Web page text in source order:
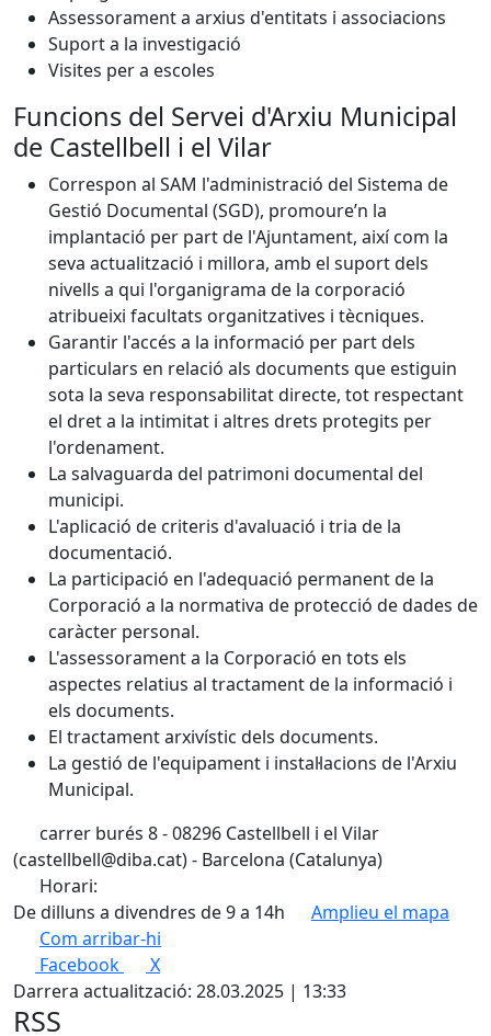
Assessorament a arxius d'entitats i associacions
Suport a la investigació
Visites per a escoles
Funcions del Servei d'Arxiu Municipal
de Castellbell i el Vilar
Correspon al SAM l'administració del Sistema de
Gestió Documental (SGD), promoure’n la
implantació per part de l'Ajuntament, així com la
seva actualització i millora, amb el suport dels
nivells a qui l'organigrama de la corporació
atribueixi facultats organitzatives i tècniques.
Garantir l'accés a la informació per part dels
particulars en relació als documents que estiguin
sota la seva responsabilitat directe, tot respectant
el dret a la intimitat i altres drets protegits per
l'ordenament.
La salvaguarda del patrimoni documental del
municipi.
L'aplicació de criteris d'avaluació i tria de la
documentació.
La participació en l'adequació permanent de la
Corporació a la normativa de protecció de dades de
caràcter personal.
L'assessorament a la Corporació en tots els
aspectes relatius al tractament de la informació i
els documents.
El tractament arxivístic dels documents.
La gestió de l'equipament i instal·lacions de l'Arxiu
Municipal.
carrer burés 8 - 08296 Castellbell i el Vilar
(castellbell@diba.cat) - Barcelona (Catalunya)
Horari:
De dilluns a divendres de 9 a 14h
Amplieu el mapa
Com arribar-hi
+
−
Facebook
X
Darrera actualització: 28.03.2025 | 13:33
RSS